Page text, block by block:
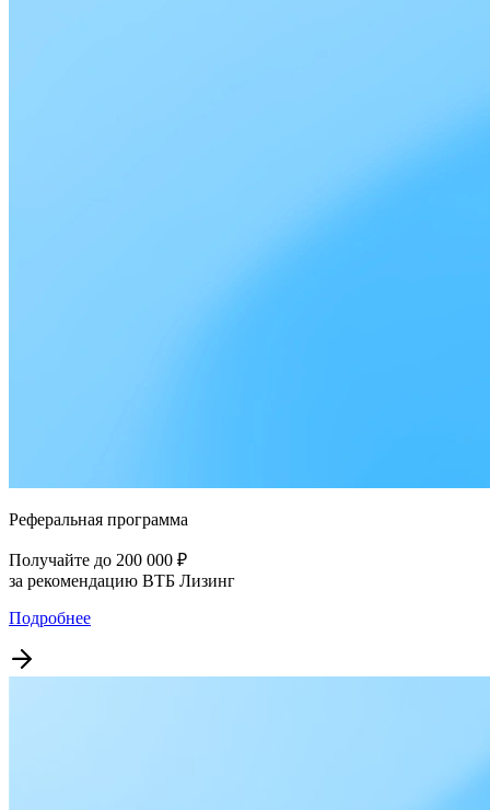
Реферальная программа
Получайте до 200 000 ₽
за рекомендацию ВТБ Лизинг
Подробнее